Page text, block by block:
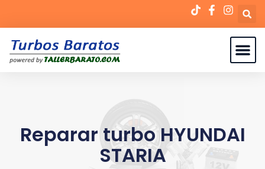
Reparar turbo HYUNDAI
STARIA